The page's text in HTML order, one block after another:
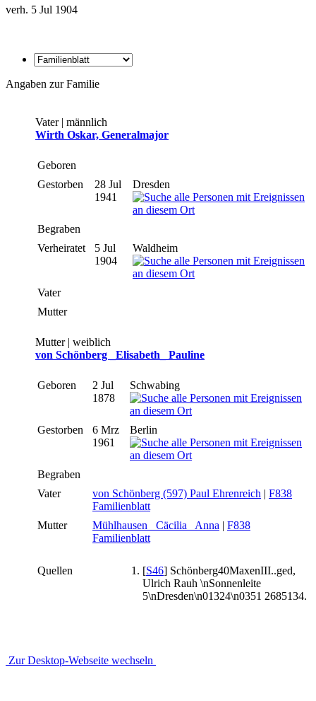
verh. 5 Jul 1904
Angaben zur Familie
Vater | männlich
Wirth Oskar, Generalmajor
Geboren
Gestorben
28 Jul
1941
Dresden
Begraben
Verheiratet
5 Jul
1904
Waldheim
Vater
Mutter
Mutter | weiblich
von Schönberg _Elisabeth_ Pauline
Geboren
2 Jul
1878
Schwabing
Gestorben
6 Mrz
1961
Berlin
Begraben
Vater
von Schönberg (597) Paul Ehrenreich | F838
Familienblatt
Mutter
Mühlhausen _Cäcilia_ Anna | F838
Familienblatt
Quellen [S46] Schönberg40MaxenIII..ged,
Ulrich Rauh \nSonnenleite
5\nDresden\n01324\n0351 2685134.
Zur Desktop-Webseite wechseln